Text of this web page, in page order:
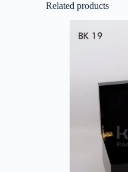
Related products